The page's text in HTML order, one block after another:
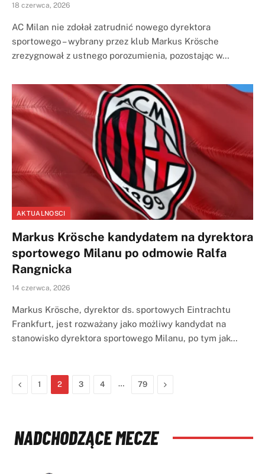
18 czerwca, 2026
AC Milan nie zdołał zatrudnić nowego dyrektora
sportowego – wybrany przez klub Markus Krösche
zrezygnował z ustnego porozumienia, pozostając w…
AKTUALNOSCI
Markus Krösche kandydatem na dyrektora
sportowego Milanu po odmowie Ralfa
Rangnicka
14 czerwca, 2026
Markus Krösche, dyrektor ds. sportowych Eintrachtu
Frankfurt, jest rozważany jako możliwy kandydat na
stanowisko dyrektora sportowego Milanu, po tym jak…
Previous
1 2 3 4 … 79 Next
NADCHODZĄCE MECZE